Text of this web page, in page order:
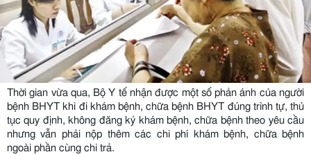
Thời gian vừa qua, Bộ Y tế nhận được một số phản ánh của người
bệnh BHYT khi đi khám bệnh, chữa bệnh BHYT đúng trình tự, thủ
tục quy định, không đăng ký khám bệnh, chữa bệnh theo yêu cầu
nhưng vẫn phải nộp thêm các chi phí khám bệnh, chữa bệnh
ngoài phần cùng chi trả.